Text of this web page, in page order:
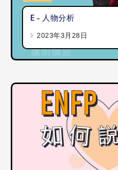
E - 人物分析
2023年3月28日